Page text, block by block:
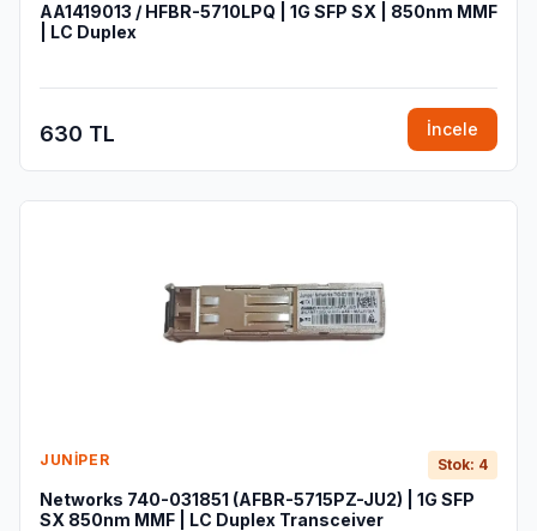
AA1419013 / HFBR-5710LPQ | 1G SFP SX | 850nm MMF
| LC Duplex
630 TL İncele
JUNIPER Stok: 4
Networks 740-031851 (AFBR-5715PZ-JU2) | 1G SFP
SX 850nm MMF | LC Duplex Transceiver